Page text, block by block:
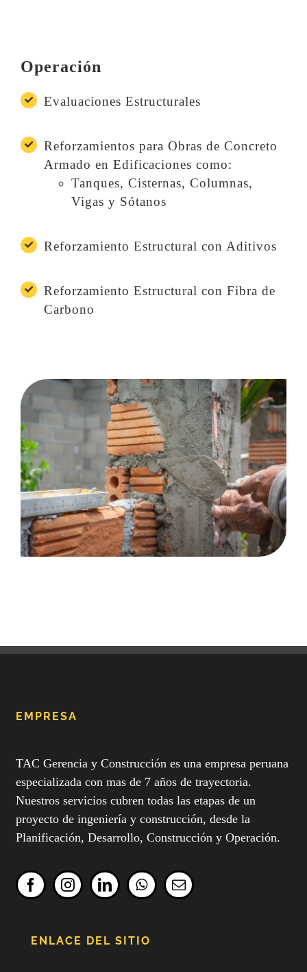
Operación
Evaluaciones Estructurales
Reforzamientos para Obras de Concreto
Armado en Edificaciones como:
Tanques, Cisternas, Columnas,
Vigas y Sótanos
Reforzamiento Estructural con Aditivos
Reforzamiento Estructural con Fibra de
Carbono
EMPRESA
TAC Gerencia y Construcción es una empresa peruana
especializada con mas de 7 años de trayectoria.
Nuestros servicios cubren todas las etapas de un
proyecto de ingeniería y construcción, desde la
Planificación, Desarrollo, Construcción y Operación.
ENLACE DEL SITIO